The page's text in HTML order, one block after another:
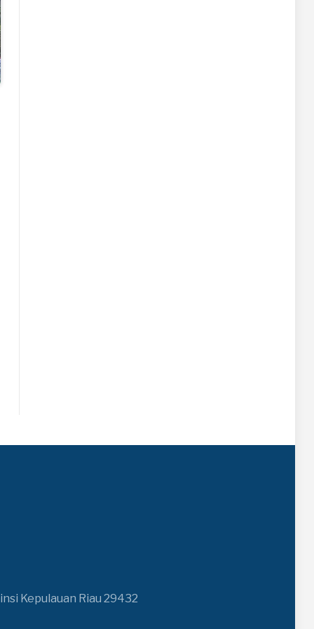
Kepulauan Riau 29432